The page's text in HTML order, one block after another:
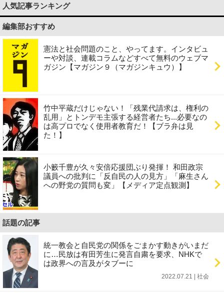
人気記事ランキング
編集部おすすめ
憲法と社会問題のこと、やってます。インタビュ
ーや対談、連載コラムなどすべて無料のウェブマ
ガジン【マガジン９（マガジンキュウ）】
竹中平蔵だけじゃない！「残業代請求は、権利の
乱用」とトンデモ主張する経営者たち...必要なの
は高プロでなく使用者教育だ！【ブラ弁は見
た！】
小籔千豊が久々安倍応援団ぶり発揮！ 和田政宗
議員への批判に「反自民の人の見方」「麻生さん
への野党の質問も変」【メディア定点観測】
話題の記事
統一教会と自民党の関係をごまかす動きがいまだ
に…民放は有田芳生に発言自粛を要求、NHKで
は政界への言及がタブーに
2022.07.21 | 社会